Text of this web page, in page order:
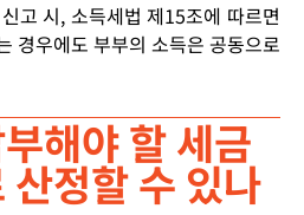
고 시, 소득세법 제15조에 따르면
경우에도 부부의 소득은 공동으로
해야 할 세금
산정할 수 있나